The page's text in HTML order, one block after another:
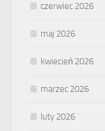
czerwiec 2026
maj 2026
kwiecień 2026
marzec 2026
luty 2026